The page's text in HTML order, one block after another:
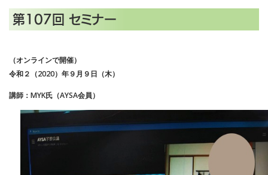
第107回 セミナー
（オンラインで開催）
令和２（2020）年９月９日（木）
講師：MYK氏（AYSA会員）